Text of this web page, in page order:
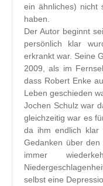
ein ähnliches) nicht
haben.
Der Autor beginnt
persönlich klar
erkrankt war. Seine
2009, als im
dass Robert Enke
Leben geschieden
Jochen Schulz war
gleichzeitig war es
da ihm endlich klar
Gedanken über
immer
selbst eine